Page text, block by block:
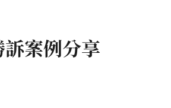
案例分享